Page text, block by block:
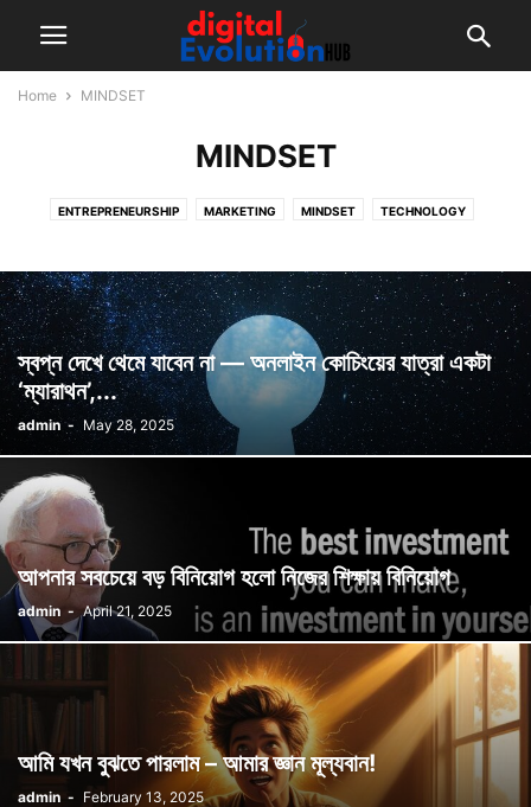
Home MINDSET
MINDSET
ENTREPRENEURSHIP MARKETING MINDSET TECHNOLOGY
স্বপ্ন দেখে থেমে যাবেন না — অনলাইন কোচিংয়ের যাত্রা একটা
‘ম্যারাথন’,...
admin - May 28, 2025
আপনার সবচেয়ে বড় বিনিয়োগ হলো নিজের শিক্ষায় বিনিয়োগ
admin - April 21, 2025
আমি যখন বুঝতে পারলাম – আমার জ্ঞান মূল্যবান!
admin - February 13, 2025